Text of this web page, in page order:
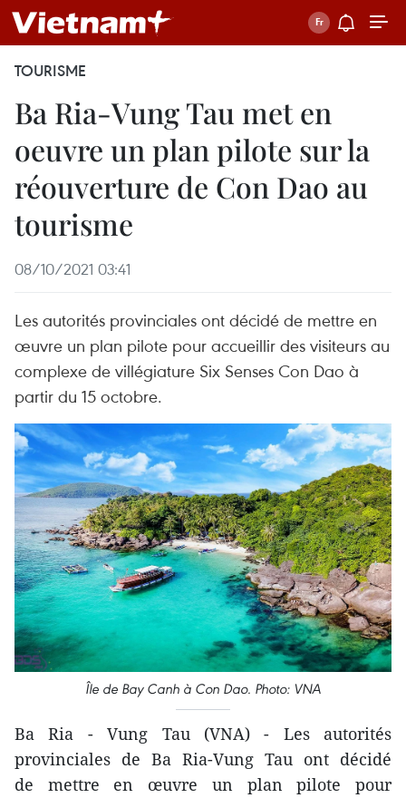
TOURISME
Ba Ria-Vung Tau met en
oeuvre un plan pilote sur la
réouverture de Con Dao au
tourisme
08/10/2021 03:41
Les autorités provinciales ont décidé de mettre en
œuvre un plan pilote pour accueillir des visiteurs au
complexe de villégiature Six Senses Con Dao à
partir du 15 octobre.
Île de Bay Canh à Con Dao. Photo: VNA
Ba Ria - Vung Tau (VNA) - Les autorités
provinciales de Ba Ria-Vung Tau ont décidé
de mettre en œuvre un plan pilote pour